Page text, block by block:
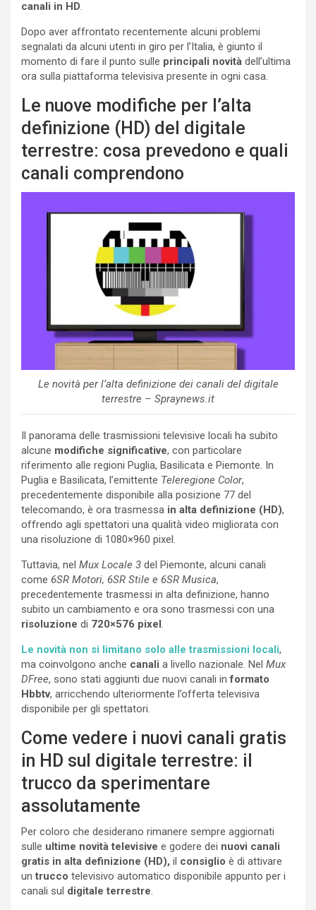
canali in HD.
Dopo aver affrontato recentemente alcuni problemi
segnalati da alcuni utenti in giro per l’Italia, è giunto il
momento di fare il punto sulle principali novità dell’ultima
ora sulla piattaforma televisiva presente in ogni casa.
Le nuove modifiche per l’alta
definizione (HD) del digitale
terrestre: cosa prevedono e quali
canali comprendono
Le novità per l’alta definizione dei canali del digitale
terrestre – Spraynews.it
Il panorama delle trasmissioni televisive locali ha subito
alcune modifiche significative, con particolare
riferimento alle regioni Puglia, Basilicata e Piemonte. In
Puglia e Basilicata, l’emittente Teleregione Color,
precedentemente disponibile alla posizione 77 del
telecomando, è ora trasmessa in alta definizione (HD),
offrendo agli spettatori una qualità video migliorata con
una risoluzione di 1080×960 pixel.
Tuttavia, nel Mux Locale 3 del Piemonte, alcuni canali
come 6SR Motori, 6SR Stile e 6SR Musica,
precedentemente trasmessi in alta definizione, hanno
subito un cambiamento e ora sono trasmessi con una
risoluzione di 720×576 pixel.
Le novità non si limitano solo alle trasmissioni locali,
ma coinvolgono anche canali a livello nazionale. Nel Mux
DFree, sono stati aggiunti due nuovi canali informato
Hbbtv, arricchendo ulteriormente l’offerta televisiva
disponibile per gli spettatori.
Come vedere i nuovi canali gratis
in HD sul digitale terrestre: il
trucco da sperimentare
assolutamente
Per coloro che desiderano rimanere sempre aggiornati
sulle ultime novità televisive e godere dei nuovi canali
gratis in alta definizione (HD), il consiglio è di attivare
untrucco televisivo automatico disponibile appunto per i
canali sul digitale terrestre.